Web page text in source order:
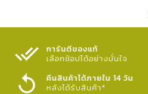
การันตีของแท้
เลือกช้อปได้อย่างมั่นใจ​
คืนสินค้าได้ภายใน 14 วัน
หลังได้รับสินค้า*